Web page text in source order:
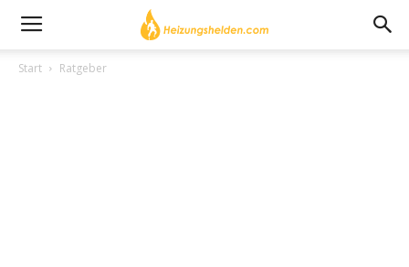
Start Ratgeber